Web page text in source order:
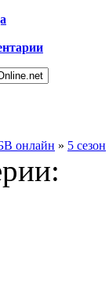
онлайн » 5 сезон